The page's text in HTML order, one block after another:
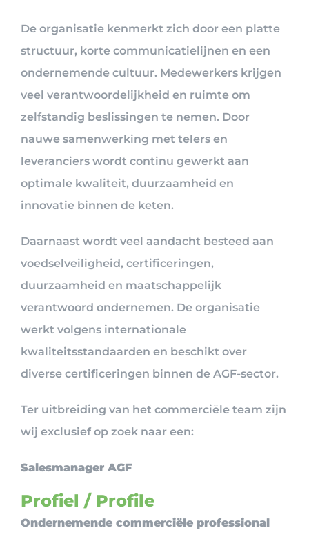
De organisatie kenmerkt zich door een platte
structuur, korte communicatielijnen en een
ondernemende cultuur. Medewerkers krijgen
veel verantwoordelijkheid en ruimte om
zelfstandig beslissingen te nemen. Door
nauwe samenwerking met telers en
leveranciers wordt continu gewerkt aan
optimale kwaliteit, duurzaamheid en
innovatie binnen de keten.
Daarnaast wordt veel aandacht besteed aan
voedselveiligheid, certificeringen,
duurzaamheid en maatschappelijk
verantwoord ondernemen. De organisatie
werkt volgens internationale
kwaliteitsstandaarden en beschikt over
diverse certificeringen binnen de AGF-sector.
Ter uitbreiding van het commerciële team zijn
wij exclusief op zoek naar een:
Salesmanager AGF
Profiel / Profile
Ondernemende commerciële professional